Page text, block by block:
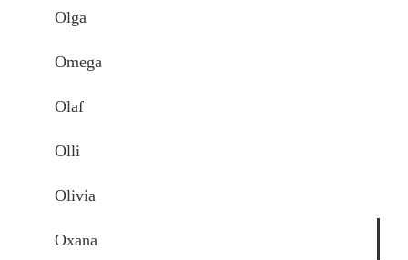
Olga
Omega
Olaf
Olli
Olivia
Oxana